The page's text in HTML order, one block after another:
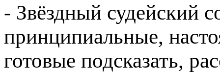
- Звёздный судейский
принципиальные,
готовые подсказать,